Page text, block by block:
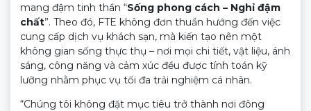
mang đậm tinh thần “Sống phong cách – Nghỉ đậm
chất”. Theo đó, FTE không đơn thuần hướng đến việc
cung cấp dịch vụ khách sạn, mà kiến tạo nên một
không gian sống thực thụ – nơi mọi chi tiết, vật liệu, ánh
sáng, công năng và cảm xúc đều được tính toán kỹ
lưỡng nhằm phục vụ tối đa trải nghiệm cá nhân.
“Chúng tôi không đặt mục tiêu trở thành nơi đông